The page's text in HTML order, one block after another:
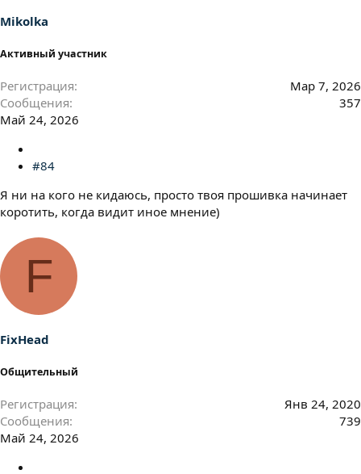
Mikolka
Активный участник
Регистрация
Мар 7, 2026
Сообщения
357
Май 24, 2026
#84
Я ни на кого не кидаюсь, просто твоя прошивка начинает
коротить, когда видит иное мнение)
F
FixHead
Общительный
Регистрация
Янв 24, 2020
Сообщения
739
Май 24, 2026